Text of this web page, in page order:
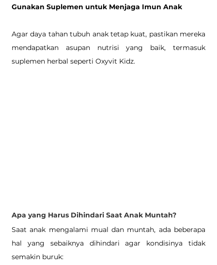
Gunakan Suplemen untuk Menjaga Imun Anak
Agar daya tahan tubuh anak tetap kuat, pastikan mereka
mendapatkan asupan nutrisi yang baik, termasuk
suplemen herbal seperti Oxyvit Kidz.
Apa yang Harus Dihindari Saat Anak Muntah?
Saat anak mengalami mual dan muntah, ada beberapa
hal yang sebaiknya dihindari agar kondisinya tidak
semakin buruk: